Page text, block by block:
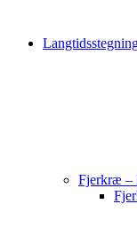
Fjerkræ –